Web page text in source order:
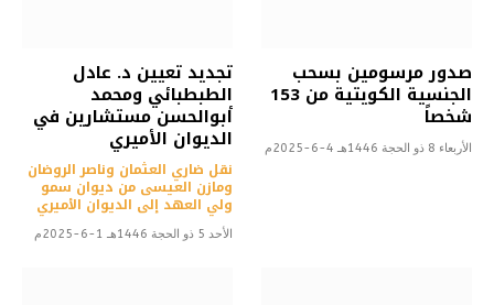
صدور مرسومين بسحب
الجنسية الكويتية من 153
شخصاً
الأربعاء 8 ذو الحجة 1446هـ 4-6-2025م
تجديد تعيين د. عادل
الطبطبائي ومحمد
أبوالحسن مستشارين في
الديوان الأميري
نقل ضاري العثمان وناصر الروضان
ومازن العيسى من ديوان سمو
ولي العهد إلى الديوان الأميري
الأحد 5 ذو الحجة 1446هـ 1-6-2025م